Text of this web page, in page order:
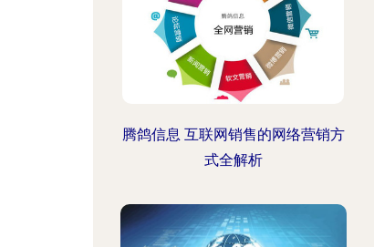
腾鸽信息 互联网销售的网络营销方
式全解析